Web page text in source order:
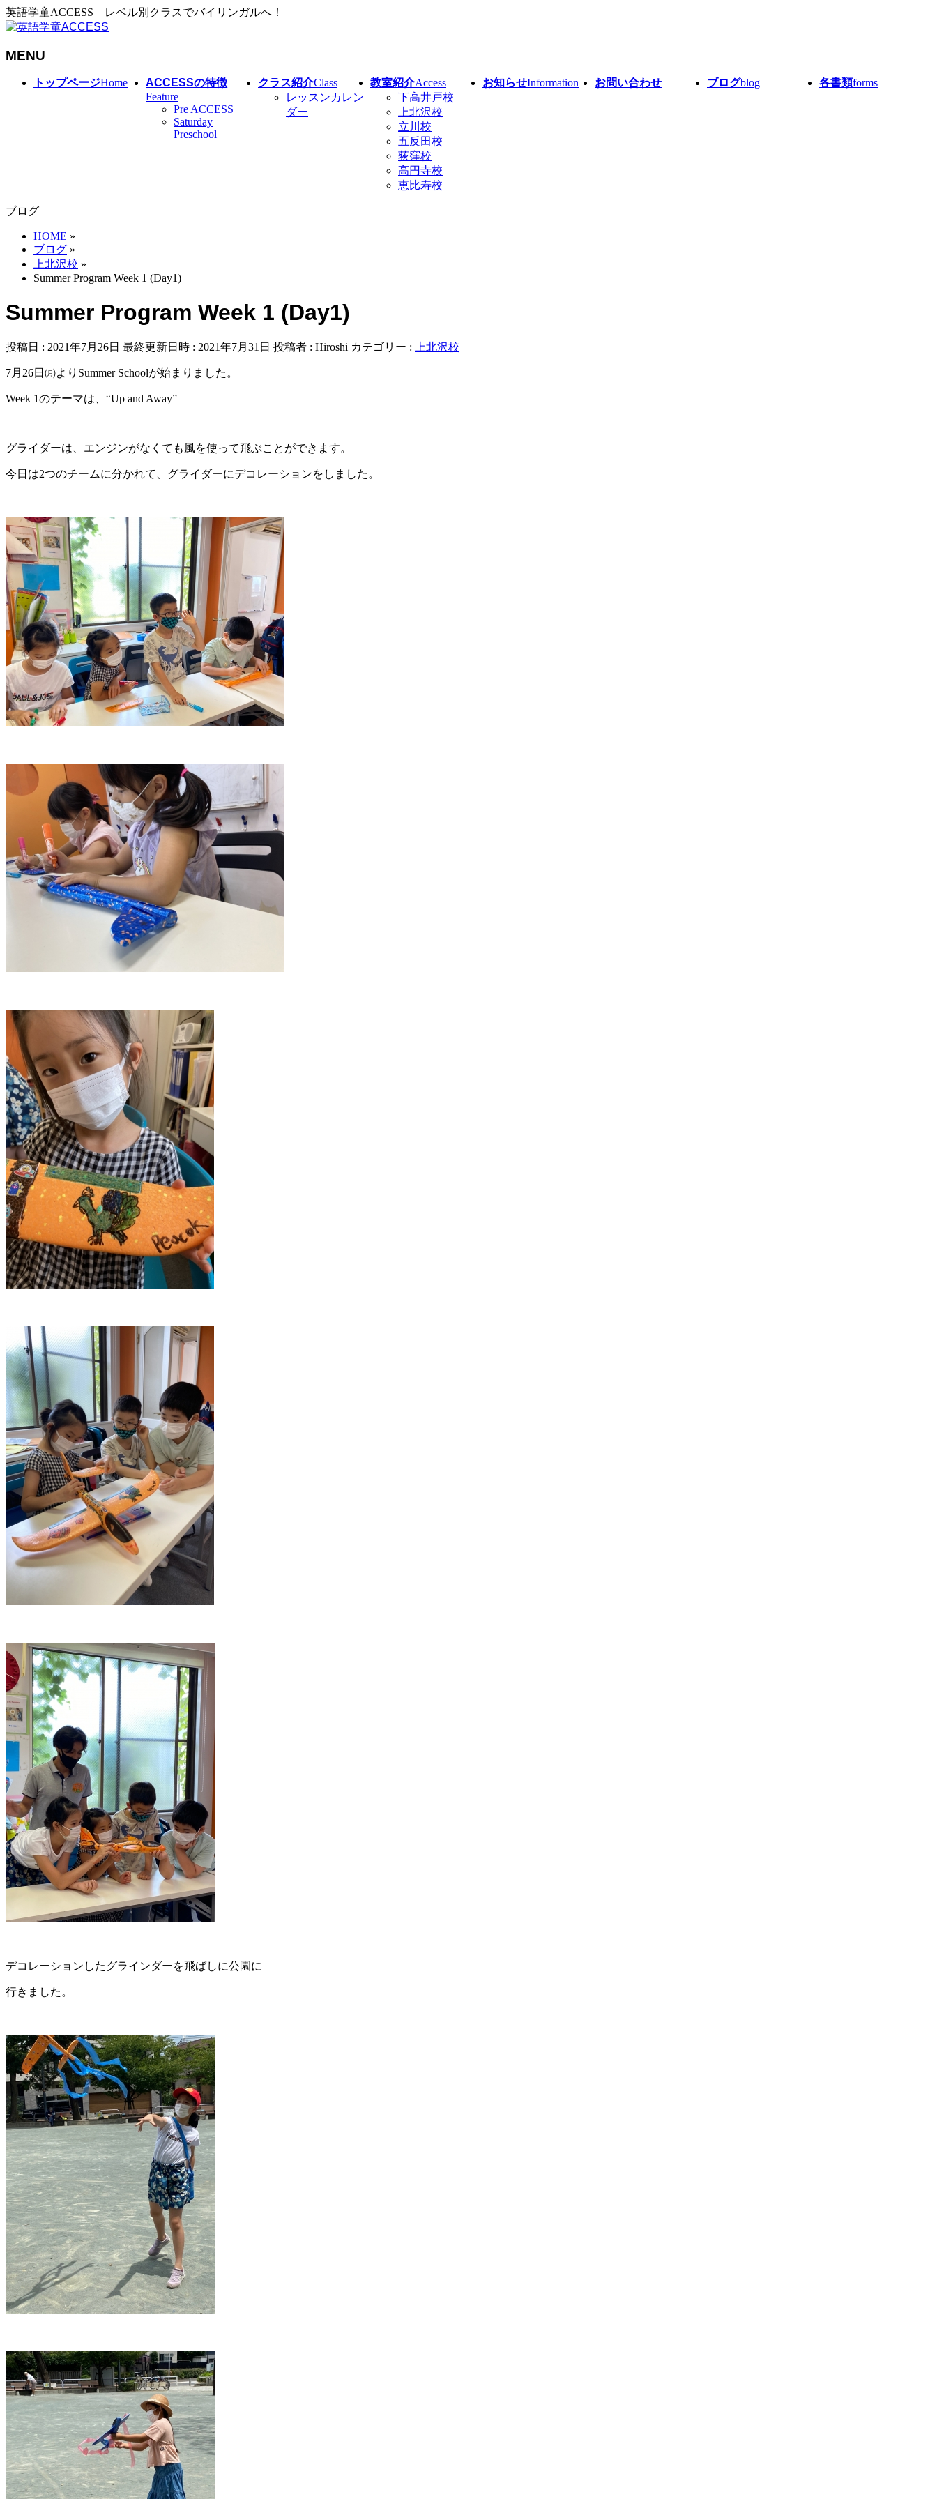
英語学童ACCESS レベル別クラスでバイリンガルへ！
MENU
トップページHome
ACCESSの特徴
Feature
Pre ACCESS
Saturday
Preschool
クラス紹介Class
レッスンカレン
ダー
教室紹介Access
下高井戸校
上北沢校
立川校
五反田校
荻窪校
高円寺校
恵比寿校
お知らせInformation お問い合わせ ブログblog 各書類forms
ブログ
HOME »
ブログ »
上北沢校 »
Summer Program Week 1 (Day1)
Summer Program Week 1 (Day1)
投稿日 : 2021年7月26日 最終更新日時 : 2021年7月31日 投稿者 : Hiroshi カテゴリー : 上北沢校
7月26日㈪よりSummer Schoolが始まりました。
Week 1のテーマは、“Up and Away”
グライダーは、エンジンがなくても風を使って飛ぶことができます。
今日は2つのチームに分かれて、グライダーにデコレーションをしました。
デコレーションしたグラインダーを飛ばしに公園に
行きました。